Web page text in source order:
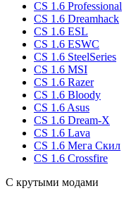
CS 1.6 Professional
CS 1.6 Dreamhack
CS 1.6 ESL
CS 1.6 ESWC
CS 1.6 SteelSeries
CS 1.6 MSI
CS 1.6 Razer
CS 1.6 Bloody
CS 1.6 Asus
CS 1.6 Dream-X
CS 1.6 Lava
CS 1.6 Мега Скил
CS 1.6 Crossfire
С крутыми модами